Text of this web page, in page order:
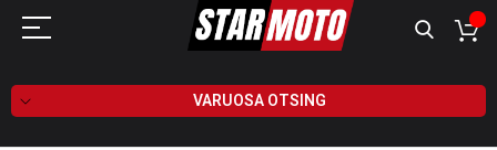
VARUOSA OTSING